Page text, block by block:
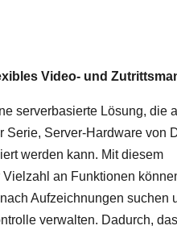
Video- und
serverbasierte Lösung, die
Serie, Server-Hardware von
werden kann. Mit diesem
an Funktionen
Aufzeichnungen suchen
verwalten. Dadurch,